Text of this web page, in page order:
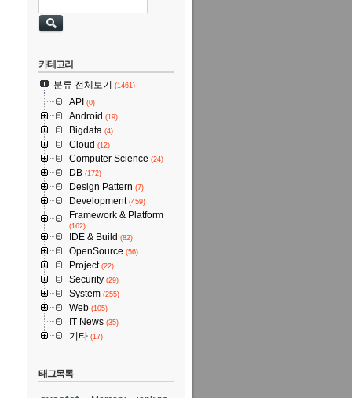
2011/10/04 16:43
90124941203
카테고리
분류 전체보기
(1461)
API (0)
Android (19)
Bigdata (4)
Cloud (12)
Computer Science (24)
DB (172)
Design Pattern (7)
Development(459)
Framework & Platform
(162)
IDE & Build (82)
OpenSource (56)
Project(22)
Security (29)
System (255)
Web (105)
IT News (35)
기타 (17)
태그목록